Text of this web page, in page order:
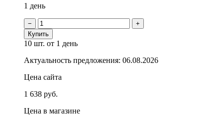
1 день
−
+
Купить
10 шт. от 1 день
Актуальность предложения: 06.08.2026
Цена сайта
1 638 руб.
Цена в магазине